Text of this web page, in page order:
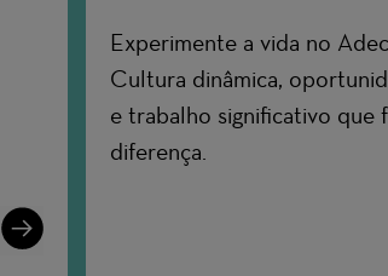
Learn
More
Experimente a vida no
Cultura dinâmica,
e trabalho significativo que
diferença.